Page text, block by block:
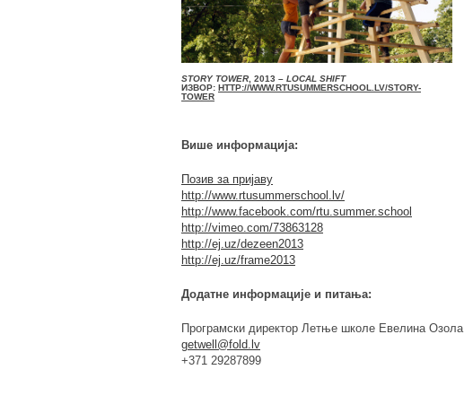
STORY TOWER , 2013 – LOCAL SHIFT
ИЗВОР: HTTP://WWW.RTUSUMMERSCHOOL.LV/STORY-
TOWER
Више информација:
Позив за пријаву
http://www.rtusummerschool.lv/
http://www.facebook.com/rtu.summer.school
http://vimeo.com/73863128
http://ej.uz/dezeen2013
http://ej.uz/frame2013
Додатне информације и питања:
Програмски директор Летње школе Евелина Озола
getwell@fold.lv
+371 29287899